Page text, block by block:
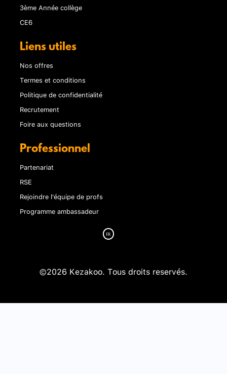
3ème Année collège
CE6
Liens utiles
Nos offres
Termes et conditions
Politique de confidentialité
Recrutement
Foire aux questions
Professionnel
Partenariat
RSE
Rejoindre l'équipe de profs
Programme ambassadeur
©2026 Kezakoo. Tous droits reservés.